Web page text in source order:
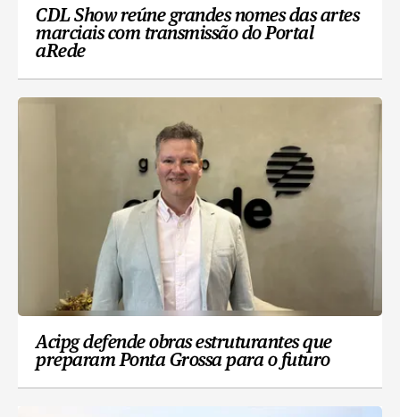
CDL Show reúne grandes nomes das artes
marciais com transmissão do Portal
aRede
Acipg defende obras estruturantes que
preparam Ponta Grossa para o futuro